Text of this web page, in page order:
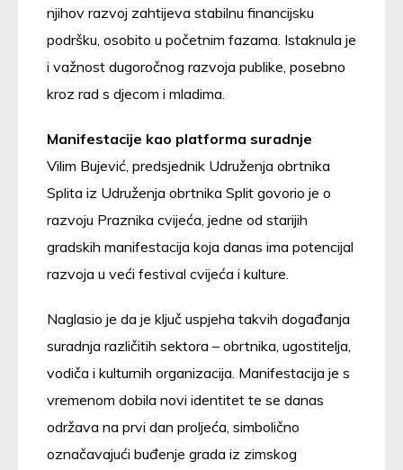
njihov razvoj zahtijeva stabilnu financijsku
podršku, osobito u početnim fazama. Istaknula je
i važnost dugoročnog razvoja publike, posebno
kroz rad s djecom i mladima.
Manifestacije kao platforma suradnje
Vilim Bujević, predsjednik Udruženja obrtnika
Splita iz Udruženja obrtnika Split govorio je o
razvoju Praznika cvijeća, jedne od starijih
gradskih manifestacija koja danas ima potencijal
razvoja u veći festival cvijeća i kulture.
Naglasio je da je ključ uspjeha takvih događanja
suradnja različitih sektora – obrtnika, ugostitelja,
vodiča i kulturnih organizacija. Manifestacija je s
vremenom dobila novi identitet te se danas
održava na prvi dan proljeća, simbolično
označavajući buđenje grada iz zimskog